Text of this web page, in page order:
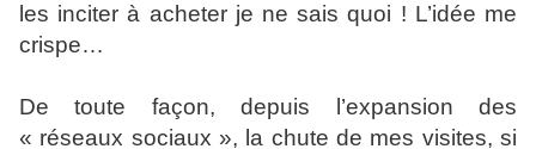
les inciter à acheter je ne sais quoi ! L’idée me
crispe…
De toute façon, depuis l’expansion des
« réseaux sociaux », la chute de mes visites, si